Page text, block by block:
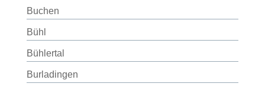
Buchen
Bühl
Bühlertal
Burladingen